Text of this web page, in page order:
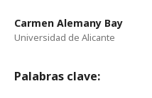
Carmen Alemany Bay
Universidad de Alicante
Palabras clave: